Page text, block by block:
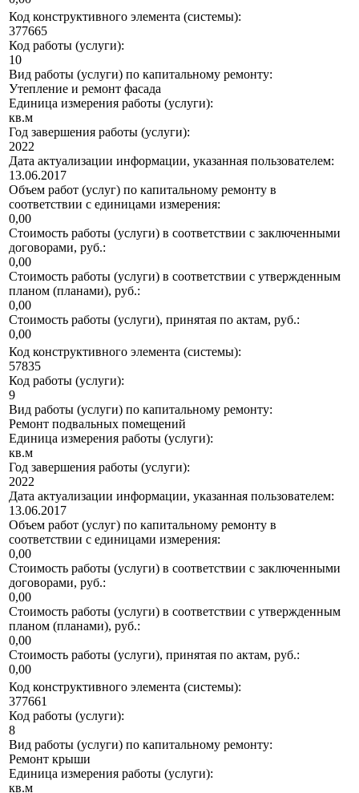
Код конструктивного элемента (системы):
377665
Код работы (услуги):
10
Вид работы (услуги) по капитальному ремонту:
Утепление и ремонт фасада
Единица измерения работы (услуги):
кв.м
Год завершения работы (услуги):
2022
Дата актуализации информации, указанная пользователем:
13.06.2017
Объем работ (услуг) по капитальному ремонту в
соответствии с единицами измерения:
0,00
Стоимость работы (услуги) в соответствии с заключенными
договорами, руб.:
0,00
Стоимость работы (услуги) в соответствии с утвержденным
планом (планами), руб.:
0,00
Стоимость работы (услуги), принятая по актам, руб.:
0,00
Код конструктивного элемента (системы):
57835
Код работы (услуги):
9
Вид работы (услуги) по капитальному ремонту:
Ремонт подвальных помещений
Единица измерения работы (услуги):
кв.м
Год завершения работы (услуги):
2022
Дата актуализации информации, указанная пользователем:
13.06.2017
Объем работ (услуг) по капитальному ремонту в
соответствии с единицами измерения:
0,00
Стоимость работы (услуги) в соответствии с заключенными
договорами, руб.:
0,00
Стоимость работы (услуги) в соответствии с утвержденным
планом (планами), руб.:
0,00
Стоимость работы (услуги), принятая по актам, руб.:
0,00
Код конструктивного элемента (системы):
377661
Код работы (услуги):
8
Вид работы (услуги) по капитальному ремонту:
Ремонт крыши
Единица измерения работы (услуги):
кв.м